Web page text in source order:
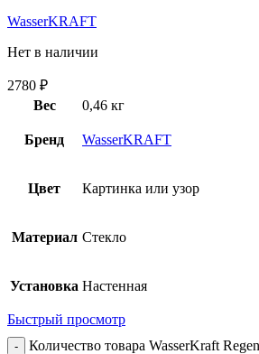
WasserKRAFT
Нет в наличии
2780 ₽
Вес
0,46 кг
Бренд WasserKRAFT
Цвет Картинка или узор
Материал Стекло
Установка Настенная
Быстрый просмотр
Количество товара WasserKraft